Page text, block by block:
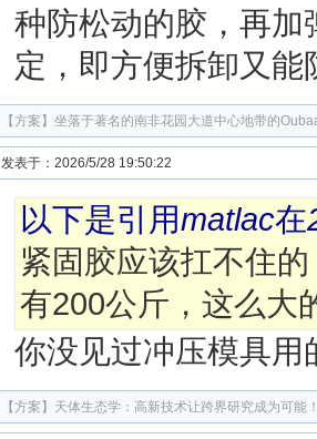
种防松动的胶，再
定，即方便拆卸又能
【方案】 坐落于著名的南非花园大道中心地带的
发表于：2026/5/28 19:50:22
以下是引用matlac在
紧固胶应该扛不住
有200公斤，这么大
你没见过冲压模具用
【方案】 天体生态学：高新技术让跨界研究成为可能